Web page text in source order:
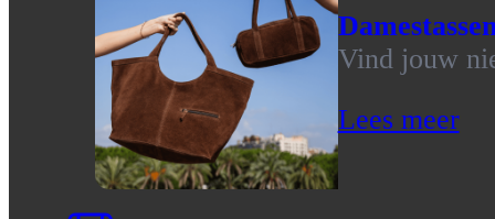
Vind jouw
Lees meer